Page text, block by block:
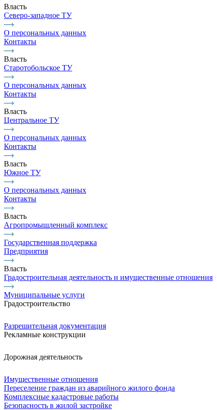
Власть
Северо-западное ТУ
О персональных данных
Контакты
Власть
Старотобольское ТУ
О персональных данных
Контакты
Власть
Центральное ТУ
О персональных данных
Контакты
Власть
Южное ТУ
О персональных данных
Контакты
Власть
Агропромышленный комплекс
Государственная поддержка
Предприятия
Власть
Градостроительная деятельность и имущественные отношения
Муниципальные услуги
Градостроительство
Разрешительная документация
Рекламные конструкции
Дорожная деятельность
Имущественные отношения
Переселение граждан из аварийного жилого фонда
Комплексные кадастровые работы
Безопасность в жилой застройке